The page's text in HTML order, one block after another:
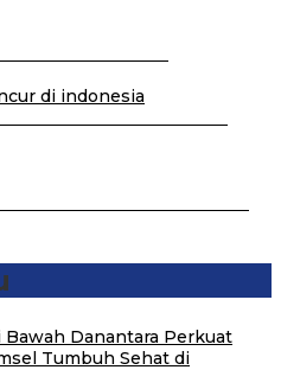
Danantara Perkuat
Tumbuh Sehat di